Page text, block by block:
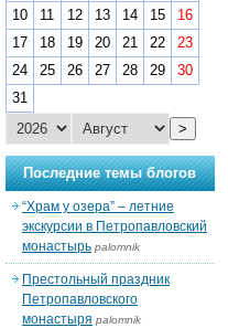
10
11 12 13 14 15
16
17
18 19 20 21 22
23
24
25 26 27 28 29
30
31
>
Последние темы блогов
“Храм у озера” – летние
экскурсии в Петропавловский
монастырь palomnik
Престольный праздник
Петропавловского
монастыря palomnik